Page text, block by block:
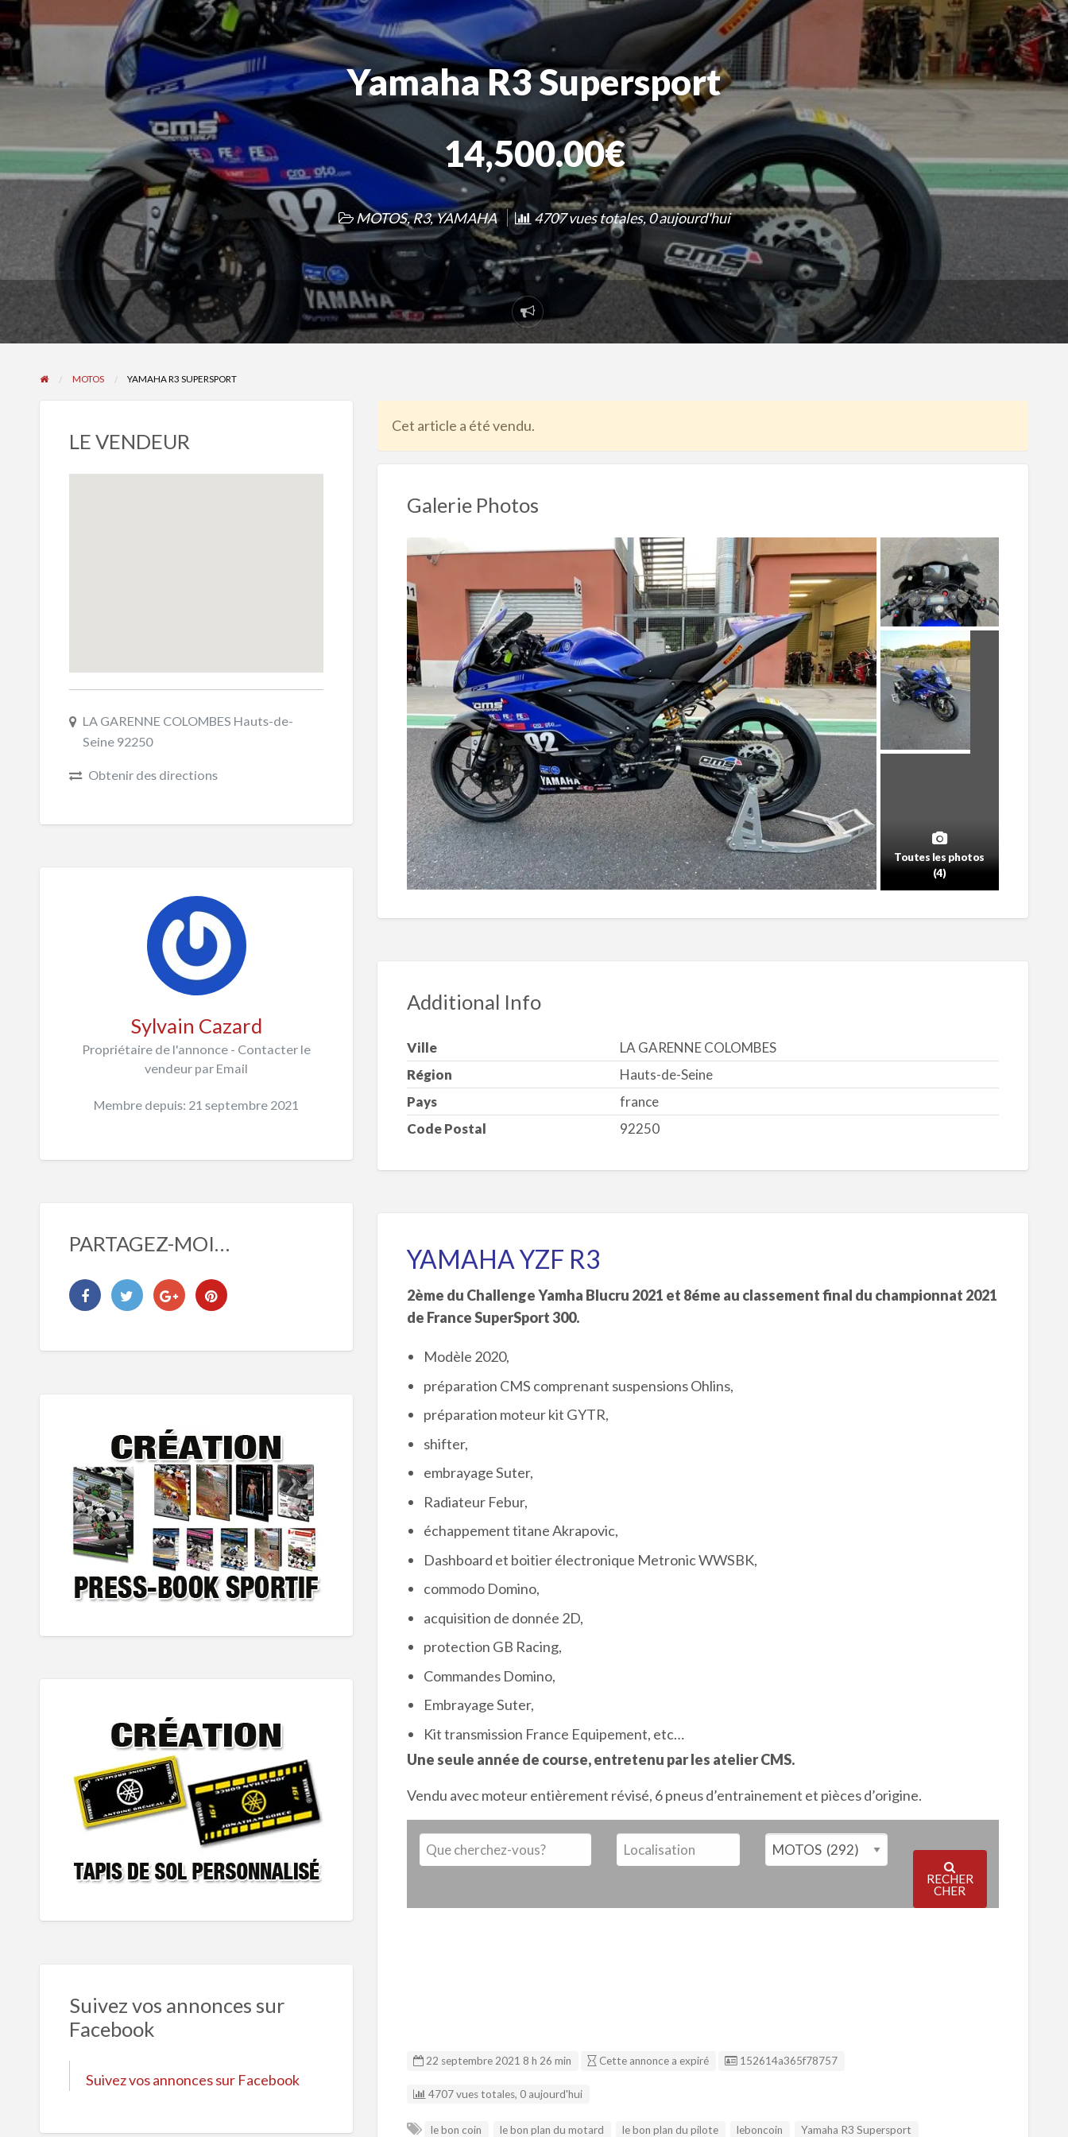
Yamaha R3 Supersport
14,500.00€
MOTOS,R3,YAMAHA 4707 vues totales, 0 aujourd'hui
Signaler
un
MOTOS YAMAHA R3 SUPERSPORT
LE VENDEUR
LA GARENNE COLOMBES Hauts-de-
Seine 92250
Obtenir des directions
Sylvain Cazard
Propriétaire de l'annonce - Contacter le
vendeur par Email
Membre depuis: 21 septembre 2021
PARTAGEZ-MOI…
Suivez vos annonces sur
Facebook
Suivez vos annonces sur Facebook
Cet article a été vendu.
Galerie Photos
Toutes les photos
(4)
Additional Info
Ville
LA GARENNE COLOMBES
Région
Hauts-de-Seine
Pays
france
Code Postal
92250
YAMAHA YZF R3
2ème du Challenge Yamha Blucru 2021 et 8éme au classement final du championnat 2021
de France SuperSport 300.
Modèle 2020,
préparation CMS comprenant suspensions Ohlins,
préparation moteur kit GYTR,
shifter,
embrayage Suter,
Radiateur Febur,
échappement titane Akrapovic,
Dashboard et boitier électronique Metronic WWSBK,
commodo Domino,
acquisition de donnée 2D,
protection GB Racing,
Commandes Domino,
Embrayage Suter,
Kit transmission France Equipement, etc…
Une seule année de course, entretenu par les atelier CMS.
Vendu avec moteur entièrement révisé, 6 pneus d’entrainement et pièces d’origine.
RECHER
CHER
22 septembre 2021 8 h 26 min Cette annonce a expiré Listing ID
152614a365f78757
4707 vues totales, 0 aujourd'hui
le bon coin le bon plan du motard le bon plan du pilote leboncoin Yamaha R3 Supersport